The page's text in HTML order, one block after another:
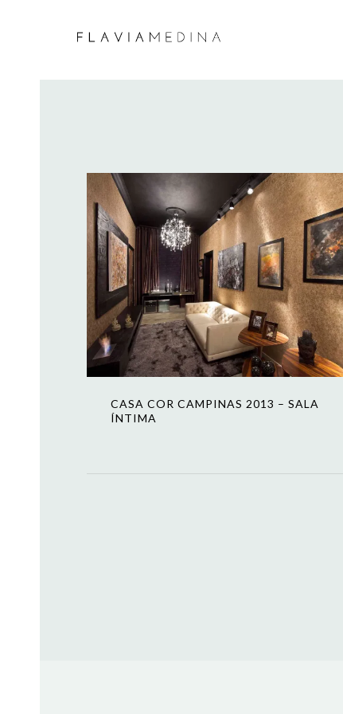
CASA COR CAMPINAS 2013 – SALA
ÍNTIMA
CASA COR,DECORAÇÃO,MOSTRAS
CASA COR CAMPINAS 2013 – SALA
ÍNTIMA